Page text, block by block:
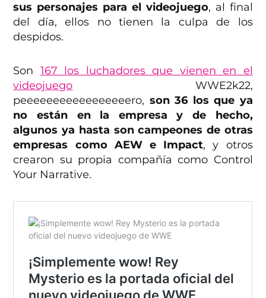
sus personajes para el videojuego, al final
del día, ellos no tienen la culpa de los
despidos.
Son 167 los luchadores que vienen en el
videojuego WWE2k22,
peeeeeeeeeeeeeeeeero, son 36 los que ya
no están en la empresa y de hecho,
algunos ya hasta son campeones de otras
empresas como AEW e Impact, y otros
crearon su propia compañía como Control
Your Narrative.